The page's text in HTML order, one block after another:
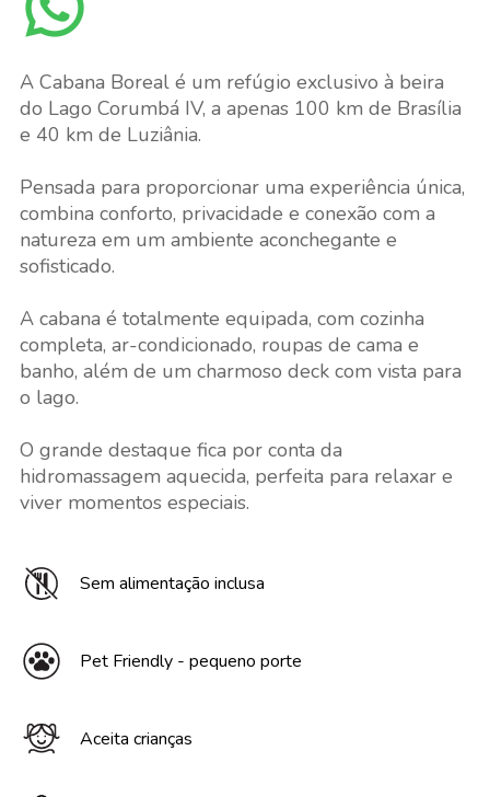
A Cabana Boreal é um refúgio exclusivo à beira
do Lago Corumbá IV, a apenas 100 km de Brasília
e 40 km de Luziânia.
Pensada para proporcionar uma experiência única,
combina conforto, privacidade e conexão com a
natureza em um ambiente aconchegante e
sofisticado.
A cabana é totalmente equipada, com cozinha
completa, ar-condicionado, roupas de cama e
banho, além de um charmoso deck com vista para
o lago.
O grande destaque fica por conta da
hidromassagem aquecida, perfeita para relaxar e
viver momentos especiais.
Sem alimentação inclusa
Pet Friendly - pequeno porte
Aceita crianças